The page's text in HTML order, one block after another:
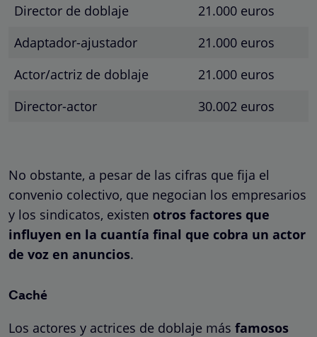
Director de doblaje
21.000 euros
Adaptador-ajustador
21.000 euros
Actor/actriz de doblaje
21.000 euros
Director-actor
30.002 euros
No obstante, a pesar de las cifras que fija el
convenio colectivo, que negocian los empresarios
y los sindicatos, existen otros factores que
influyen en la cuantía final que cobra un actor
de voz en anuncios.
Caché
Los actores y actrices de doblaje más famosos